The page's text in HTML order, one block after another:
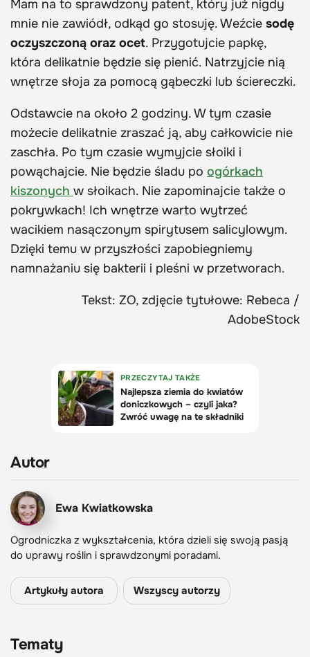
Mam na to sprawdzony patent, który już nigdy
mnie nie zawiódł, odkąd go stosuję. Weźcie sodę
oczyszczoną oraz ocet. Przygotujcie papkę,
która delikatnie będzie się pienić. Natrzyjcie nią
wnętrze słoja za pomocą gąbeczki lub ściereczki.
Odstawcie na około 2 godziny. W tym czasie
możecie delikatnie zraszać ją, aby całkowicie nie
zaschła. Po tym czasie wymyjcie słoiki i
powąchajcie. Nie będzie śladu po ogórkach
kiszonych w słoikach. Nie zapominajcie także o
pokrywkach! Ich wnętrze warto wytrzeć
wacikiem nasączonym spirytusem salicylowym.
Dzięki temu w przyszłości zapobiegniemy
namnażaniu się bakterii i pleśni w przetworach.
Tekst: ZO, zdjęcie tytułowe: Rebeca /
AdobeStock
Autor
Ewa Kwiatkowska
Ogrodniczka z wykształcenia, która dzieli się swoją pasją
do uprawy roślin i sprawdzonymi poradami.
Artykuły autora Wszyscy autorzy
Tematy